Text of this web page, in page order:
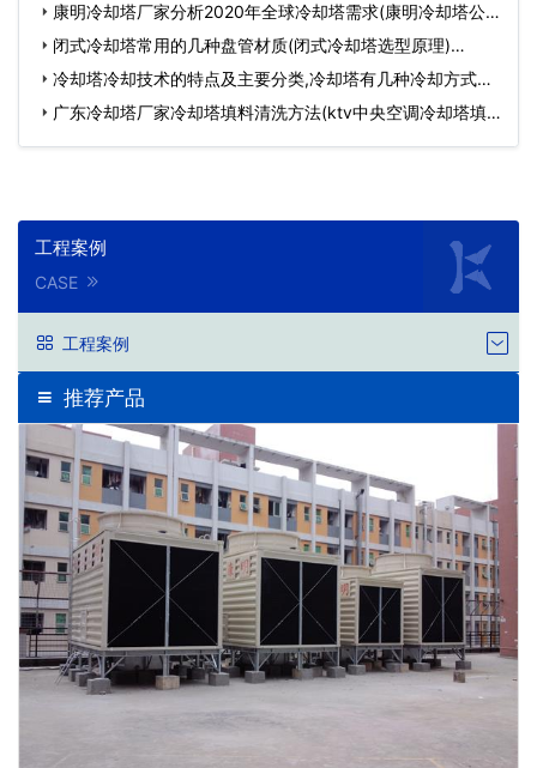
塔…康明冷却塔厂家分析2020年全球冷却塔需求(康明冷却塔公
司官…
闭式冷却塔常用的几种盘管材质(闭式冷却塔选型原理)…
冷却塔冷却技术的特点及主要分类,冷却塔有几种冷却方式…
广东冷却塔厂家冷却塔填料清洗方法(ktv中央空调冷却塔填
料…
工程案例
CASE
工程案例
推荐产品